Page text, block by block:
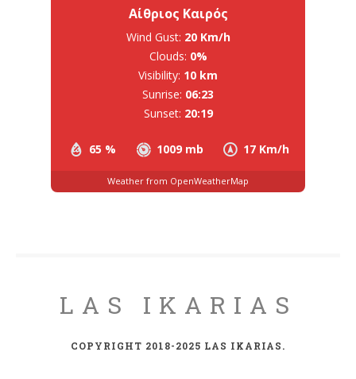
Αίθριος Καιρός
65 % 1009 mb 17 Km/h
Wind Gust: 20 Km/h
Clouds: 0%
Visibility: 10 km
Sunrise: 06:23
Sunset: 20:19
Weather from OpenWeatherMap
LAS IKARIAS
COPYRIGHT 2018-2025 LAS IKARIAS.